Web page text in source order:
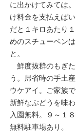
に出かけてみては
け料金を支払えば
だと１キロあたり
めのスチューベン
と。
鮮度抜群のもぎた
う。帰省時の手土
ウケアイ。ご家族
新鮮なぶどうを味
入園無料。９～１
無料駐車場あり。